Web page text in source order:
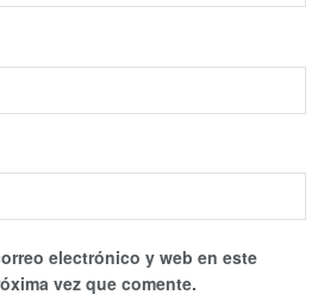
electrónico y web en este
vez que comente.